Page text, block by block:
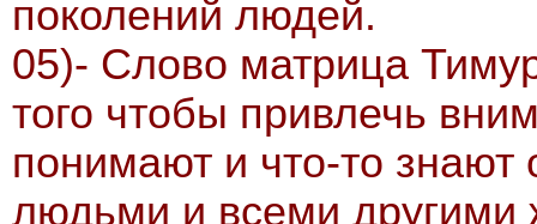
поколений людей.
05)- Слово матрица
того чтобы привлечь
понимают и что-то знают
людьми и всеми